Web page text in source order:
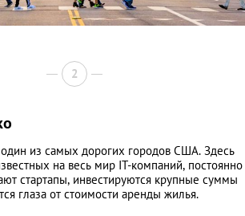
2
из самых дорогих городов США. Здесь
на весь мир IT-компаний, постоянно
стартапы, инвестируются крупные суммы
глаза от стоимости аренды жилья.